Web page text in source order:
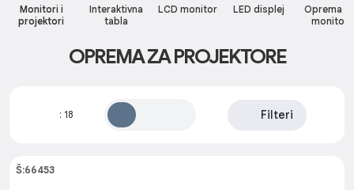
Monitori i
projektori
Interaktivna
tabla
LCD monitor LED displej
Oprema
monitor
OPREMA ZA PROJEKTORE
: 18 Filteri
Š:66453